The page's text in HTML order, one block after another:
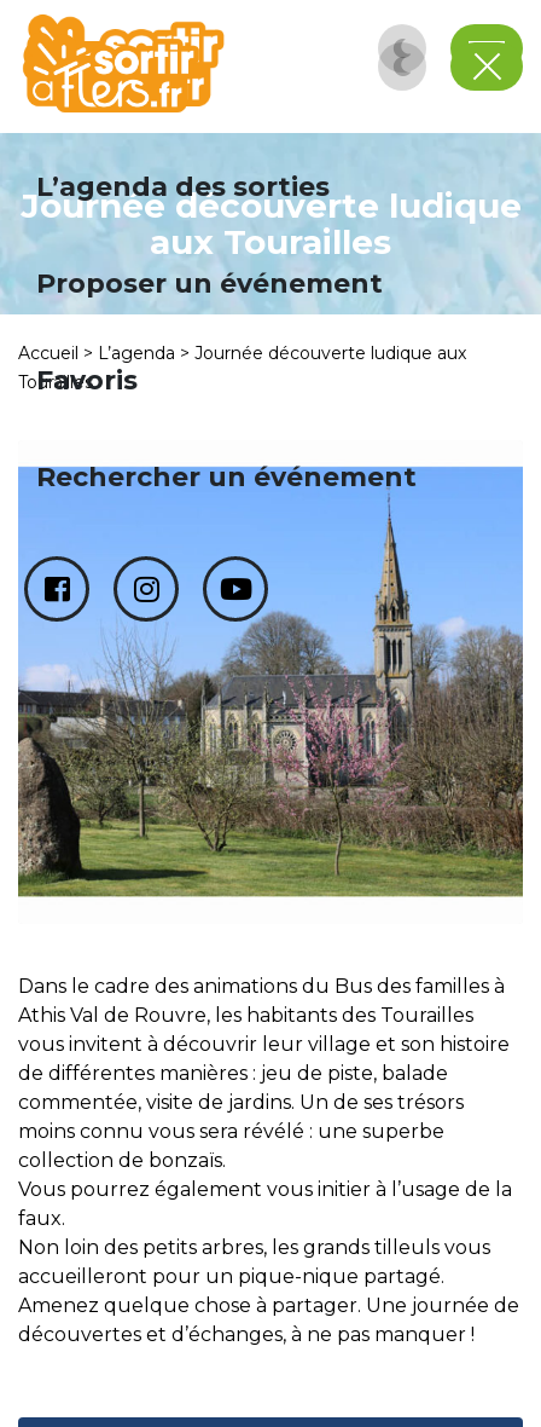
L’agenda des sorties
Proposer un événement
Favoris
Rechercher un événement
Journée découverte ludique
aux Tourailles
Accueil > L’agenda > Journée découverte ludique aux
Tourailles
Dans le cadre des animations du Bus des familles à
Athis Val de Rouvre, les habitants des Tourailles
vous invitent à découvrir leur village et son histoire
de différentes manières : jeu de piste, balade
commentée, visite de jardins. Un de ses trésors
moins connu vous sera révélé : une superbe
collection de bonzaïs.
Vous pourrez également vous initier à l’usage de la
faux.
Non loin des petits arbres, les grands tilleuls vous
accueilleront pour un pique-nique partagé.
Amenez quelque chose à partager. Une journée de
découvertes et d’échanges, à ne pas manquer !
Panneau de gestion des cookies